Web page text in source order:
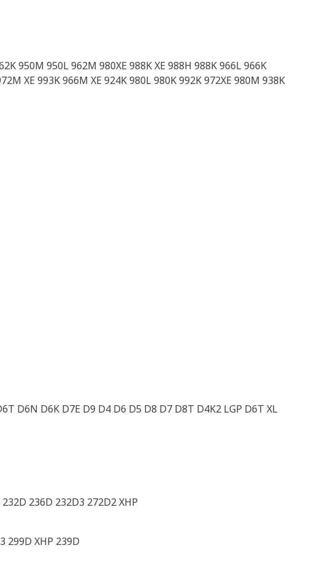
950M 950L 962M 980XE 988K XE 988H 988K 966L 966K
XE 993K 966M XE 924K 980L 980K 992K 972XE 980M 938K
D6N D6K D7E D9 D4 D6 D5 D8 D7 D8T D4K2 LGP D6T XL
236D 232D3 272D2 XHP
299D XHP 239D